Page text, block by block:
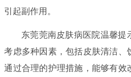
引起副作用。
东莞莞南皮肤病医院温馨提
考虑多种因素，包括皮肤清洁、
通过合理的护理措施，能够有效